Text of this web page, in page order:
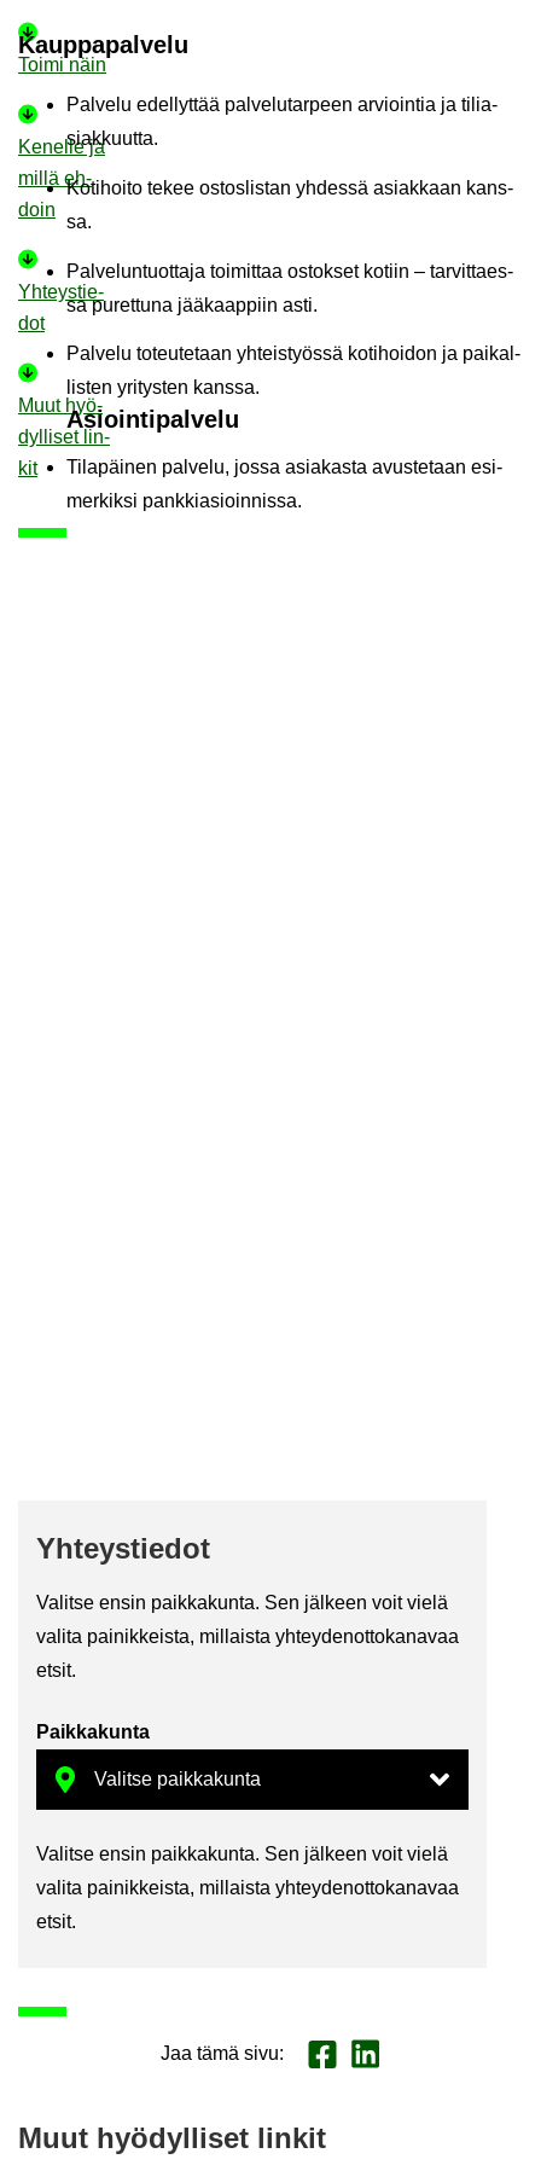
Toimi näin
Ke­nel­le ja
millä eh­
doin
Yh­teys­tie­
dot
Muut hyö­
dyl­li­set lin­
kit
Kaup­pa­pal­ve­lu
Pal­ve­lu edel­lyt­tää pal­ve­lu­tar­peen ar­vioin­tia ja ti­lia­
siak­kuut­ta.
Ko­ti­hoi­to tekee os­tos­lis­tan yh­des­sä asiak­kaan kans­
sa.
Pal­ve­lun­tuot­ta­ja toi­mit­taa os­tok­set ko­tiin – tar­vit­taes­
sa pu­ret­tu­na jää­kaap­piin asti.
Pal­ve­lu to­teu­te­taan yh­teis­työs­sä ko­ti­hoi­don ja pai­kal­
lis­ten yri­tys­ten kans­sa.
Asioin­ti­pal­ve­lu
Ti­la­päi­nen pal­ve­lu, jossa asia­kas­ta avus­te­taan esi­
mer­kik­si pank­ki­asioin­nis­sa.
Yh­teys­tie­dot
Va­lit­se ensin paik­ka­kun­ta. Sen jäl­keen voit vielä
va­li­ta pai­nik­keis­ta, mil­lais­ta yh­tey­den­ot­to­ka­na­vaa
etsit.
Paik­ka­kun­ta
Va­lit­se ensin paik­ka­kun­ta. Sen jäl­keen voit vielä
va­li­ta pai­nik­keis­ta, mil­lais­ta yh­tey­den­ot­to­ka­na­vaa
etsit.
Jaa tämä sivu: Jaa Face­book
Jaa Lin­ke­dI­nis­sä
Muut hyö­dyl­li­set lin­kit